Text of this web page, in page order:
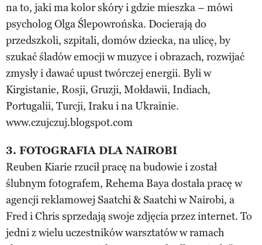
na to, jaki ma kolor skóry i gdzie mieszka – mówi
psycholog Olga Ślepowrońska. Docierają do
przedszkoli, szpitali, domów dziecka, na ulicę, by
szukać śladów emocji w muzyce i obrazach, rozwijać
zmysły i dawać upust twórczej energii. Byli w
Kirgistanie, Rosji, Gruzji, Mołdawii, Indiach,
Portugalii, Turcji, Iraku i na Ukrainie.
www.czujczuj.blogspot.com
3. FOTOGRAFIA DLA NAIROBI
Reuben Kiarie rzucił pracę na budowie i został
ślubnym fotografem, Rehema Baya dostała pracę w
agencji reklamowej Saatchi & Saatchi w Nairobi, a
Fred i Chris sprzedają swoje zdjęcia przez internet. To
jedni z wielu uczestników warsztatów w ramach